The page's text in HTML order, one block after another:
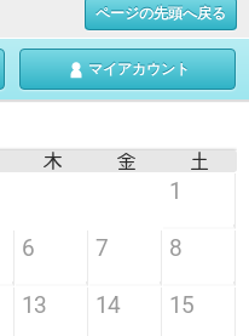
ページの先頭へ戻る
マイアカウント